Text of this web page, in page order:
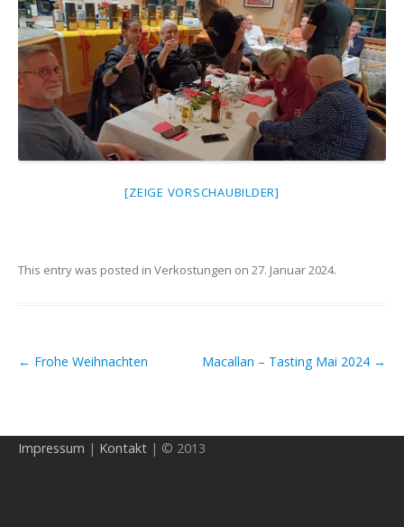
[ZEIGE VORSCHAUBILDER]
This entry was posted in Verkostungen on 27. Januar 2024.
Post navigation
← Frohe Weihnachten Macallan – Tasting Mai 2024 →
Impressum | Kontakt | © 2013